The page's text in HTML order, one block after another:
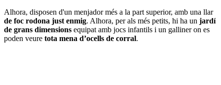
Alhora, disposen d'un menjador més a la part superior, amb una llar
de foc rodona just enmig. Alhora, per als més petits, hi ha un jardí
de grans dimensions equipat amb jocs infantils i un galliner on es
poden veure tota mena d’ocells de corral.